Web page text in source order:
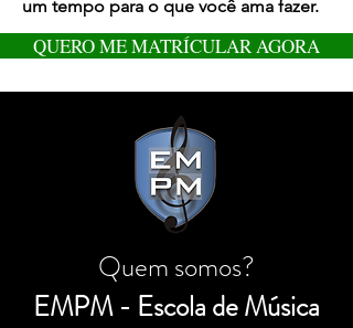
um tempo para o que você ama fazer.
QUERO ME MATRÍCULAR AGORA
Quem somos?
EMPM - Escola de Música